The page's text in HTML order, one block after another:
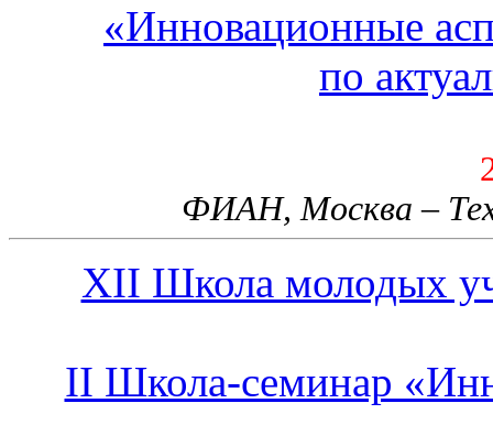
«Инновационные
по
ФИАН, Москва –
XII Школа молодых
II Школа-семинар